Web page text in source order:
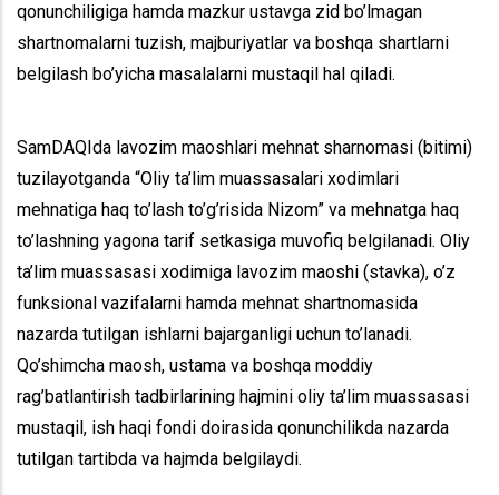
qonunchiligiga hamda mazkur ustavga zid bo’lmagan
shartnomalarni tuzish, majburiyatlar va boshqa shartlarni
belgilash bo’yicha masalalarni mustaqil hal qiladi.
SamDAQIda lavozim maoshlari mehnat sharnomasi (bitimi)
tuzilayotganda “Oliy ta’lim muassasalari xodimlari
mehnatiga haq to’lash to’g’risida Nizom” va mehnatga haq
to’lashning yagona tarif setkasiga muvofiq belgilanadi. Oliy
ta’lim muassasasi xodimiga lavozim maoshi (stavka), o’z
funksional vazifalarni hamda mehnat shartnomasida
nazarda tutilgan ishlarni bajarganligi uchun to’lanadi.
Qo’shimcha maosh, ustama va boshqa moddiy
rag’batlantirish tadbirlarining hajmini oliy ta’lim muassasasi
mustaqil, ish haqi fondi doirasida qonunchilikda nazarda
tutilgan tartibda va hajmda belgilaydi.